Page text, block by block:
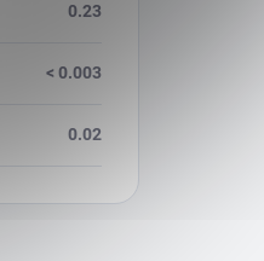
0.23
< 0.003
0.02